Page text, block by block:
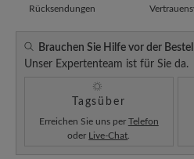
Rücksendungen
Brauchen Sie Hilfe vor der
Unser Expertenteam ist für Sie da.
Tagsüber
Erreichen Sie uns per Telefon
oder Live-Chat